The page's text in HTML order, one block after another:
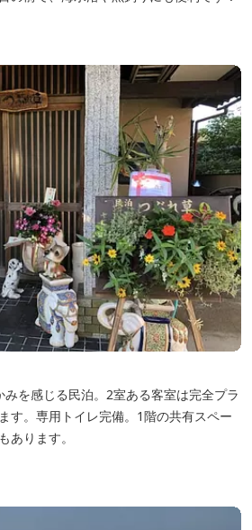
を感じる民泊。2室ある客室は完全プラ
す。専用トイレ完備。1階の共有スペー
あります。